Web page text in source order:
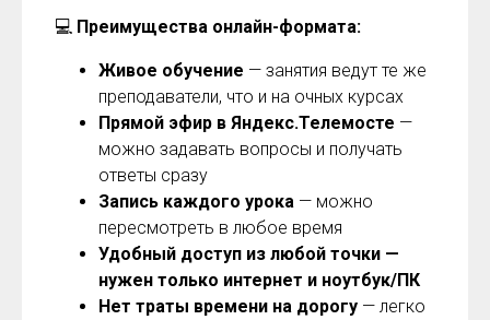
💻 Преимущества онлайн-формата:
Живое обучение — занятия ведут те же
преподаватели, что и на очных курсах
Прямой эфир в Яндекс.Телемосте —
можно задавать вопросы и получать
ответы сразу
Запись каждого урока — можно
пересмотреть в любое время
Удобный доступ из любой точки —
нужен только интернет и ноутбук/ПК
Нет траты времени на дорогу — легко